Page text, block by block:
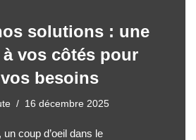
solutions : une
à vos côtés pour
besoins
16 décembre 2025
un coup d’oeil dans le